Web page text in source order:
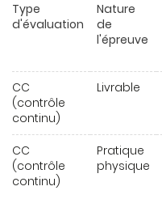
Type
d'évaluation
Nature
de
l'épreuve
CC
(contrôle
continu)
Livrable
CC
(contrôle
continu)
Pratique
physique